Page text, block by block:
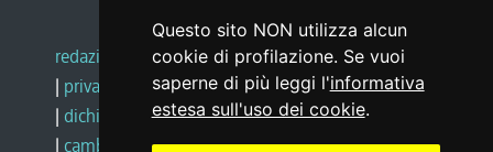
Questo sito NON utilizza alcun
cookie di profilazione. Se vuoi
saperne di più leggi l'informativa
estesa sull'uso dei cookie.
redazione web |note legali |glossario
| privacy
social media policy
| dichiarazione di accessibilità |feedback
| cambio preferenze cookie